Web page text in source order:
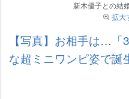
新木優子との結
拡大
【写真】お相手は…
な超ミニワンピ姿で誕